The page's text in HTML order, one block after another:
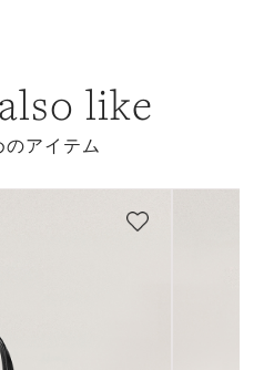
like
のアイテム